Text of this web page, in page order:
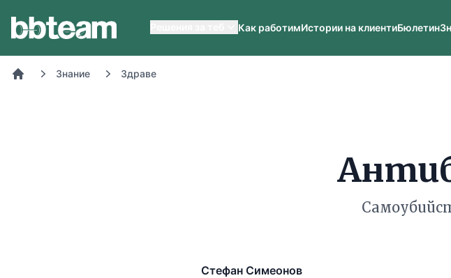
Как работимИстории на клиентиБюлетин
Знание Здраве
Стефан Симеонов